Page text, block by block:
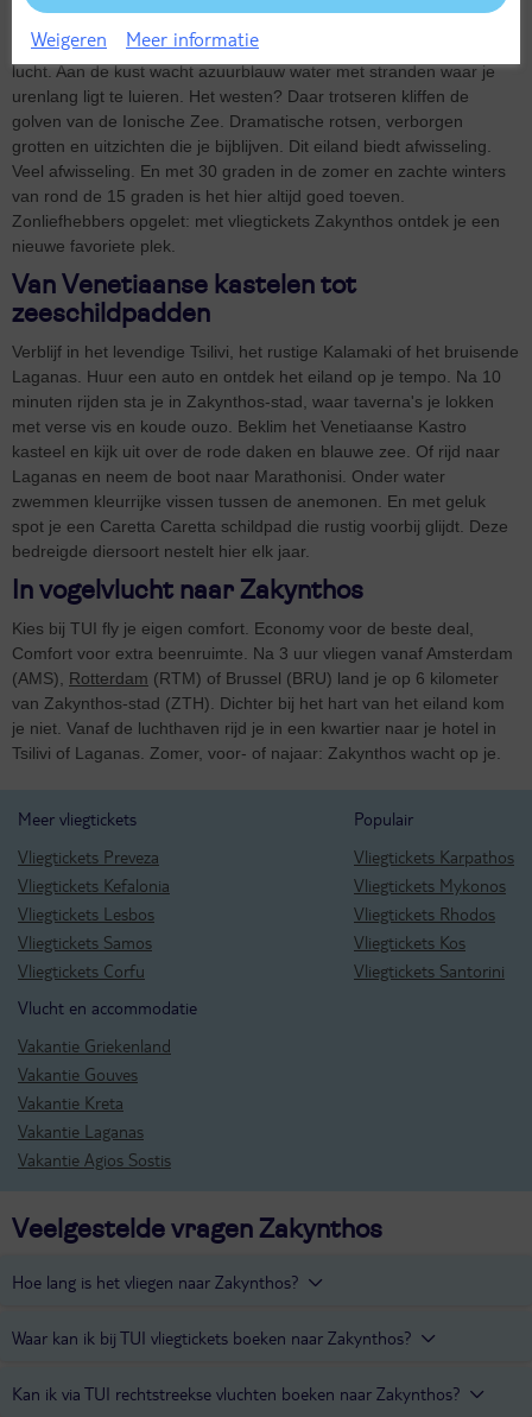
olijfbomen en cipressen. De geur van wilde kruiden hangt in de
lucht. Aan de kust wacht azuurblauw water met stranden waar je
urenlang ligt te luieren. Het westen? Daar trotseren kliffen de
golven van de Ionische Zee. Dramatische rotsen, verborgen
grotten en uitzichten die je bijblijven. Dit eiland biedt afwisseling.
Veel afwisseling. En met 30 graden in de zomer en zachte winters
van rond de 15 graden is het hier altijd goed toeven.
Zonliefhebbers opgelet: met vliegtickets Zakynthos ontdek je een
nieuwe favoriete plek.
Van Venetiaanse kastelen tot
zeeschildpadden
Verblijf in het levendige Tsilivi, het rustige Kalamaki of het bruisende
Laganas. Huur een auto en ontdek het eiland op je tempo. Na 10
minuten rijden sta je in Zakynthos-stad, waar taverna's je lokken
met verse vis en koude ouzo. Beklim het Venetiaanse Kastro
kasteel en kijk uit over de rode daken en blauwe zee. Of rijd naar
Laganas en neem de boot naar Marathonisi. Onder water
zwemmen kleurrijke vissen tussen de anemonen. En met geluk
spot je een Caretta Caretta schildpad die rustig voorbij glijdt. Deze
bedreigde diersoort nestelt hier elk jaar.
In vogelvlucht naar Zakynthos
Kies bij TUI fly je eigen comfort. Economy voor de beste deal,
Comfort voor extra beenruimte. Na 3 uur vliegen vanaf Amsterdam
(AMS), Rotterdam (RTM) of Brussel (BRU) land je op 6 kilometer
van Zakynthos-stad (ZTH). Dichter bij het hart van het eiland kom
je niet. Vanaf de luchthaven rijd je in een kwartier naar je hotel in
Tsilivi of Laganas. Zomer, voor- of najaar: Zakynthos wacht op je.
Meer vliegtickets
Vliegtickets Preveza
Vliegtickets Kefalonia
Vliegtickets Lesbos
Vliegtickets Samos
Vliegtickets Corfu
Populair
Vliegtickets Karpathos
Vliegtickets Mykonos
Vliegtickets Rhodos
Vliegtickets Kos
Vliegtickets Santorini
Vlucht en accommodatie
Vakantie Griekenland
Vakantie Gouves
Vakantie Kreta
Vakantie Laganas
Vakantie Agios Sostis
Veelgestelde vragen Zakynthos
Hoe lang is het vliegen naar Zakynthos?
De vliegtijd van Schiphol naar Zakynthos bedraagt ongeveer 3 uur.
Waar kan ik bij TUI vliegtickets boeken naar Zakynthos?
Via TUI flykan je vliegtickets boeken naar Zakynthos.
Kan ik via TUI rechtstreekse vluchten boeken naar Zakynthos?
Weigeren Meer informatie